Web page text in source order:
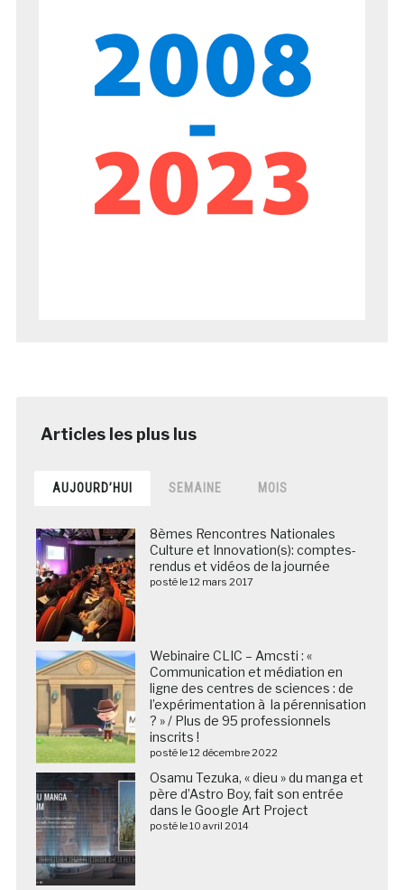
AUJOURD’HUI SEMAINE MOIS
8èmes Rencontres Nationales
Culture et Innovation(s): comptes-
rendus et vidéos de la journée
posté le 12 mars 2017
Webinaire CLIC – Amcsti : «
Communication et médiation en
ligne des centres de sciences : de
l’expérimentation à la pérennisation
? » / Plus de 95 professionnels
inscrits !
posté le 12 décembre 2022
Osamu Tezuka, « dieu » du manga et
père d’Astro Boy, fait son entrée
dans le Google Art Project
posté le 10 avril 2014